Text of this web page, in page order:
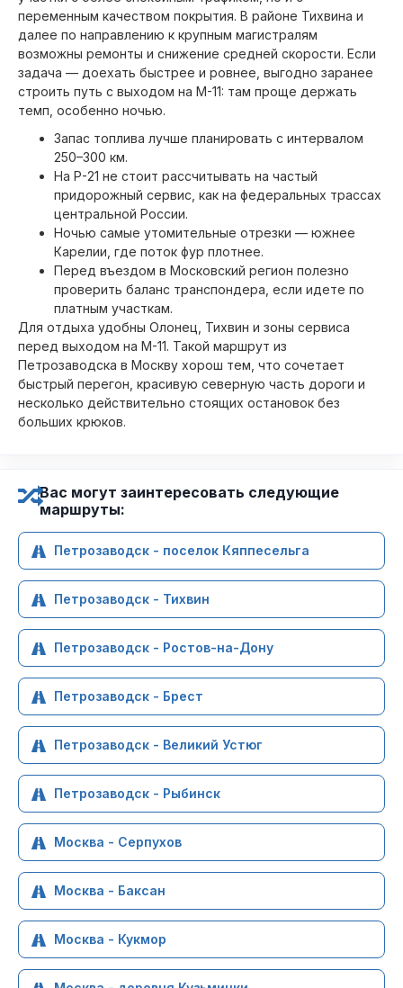
переменным качеством покрытия. В районе Тихвина и
далее по направлению к крупным магистралям
возможны ремонты и снижение средней скорости. Если
задача — доехать быстрее и ровнее, выгодно заранее
строить путь с выходом на М-11: там проще держать
темп, особенно ночью.
Запас топлива лучше планировать с интервалом
250–300 км.
На Р-21 не стоит рассчитывать на частый
придорожный сервис, как на федеральных трассах
центральной России.
Ночью самые утомительные отрезки — южнее
Карелии, где поток фур плотнее.
Перед въездом в Московский регион полезно
проверить баланс транспондера, если идете по
платным участкам.
Для отдыха удобны Олонец, Тихвин и зоны сервиса
перед выходом на М-11. Такой маршрут из
Петрозаводска в Москву хорош тем, что сочетает
быстрый перегон, красивую северную часть дороги и
несколько действительно стоящих остановок без
больших крюков.
Вас могут заинтересовать следующие
маршруты:
Петрозаводск - поселок Кяппесельга
Петрозаводск - Тихвин
Петрозаводск - Ростов-на-Дону
Петрозаводск - Брест
Петрозаводск - Великий Устюг
Петрозаводск - Рыбинск
Москва - Серпухов
Москва - Баксан
Москва - Кукмор